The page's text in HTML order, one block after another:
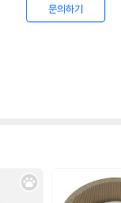
문의하기